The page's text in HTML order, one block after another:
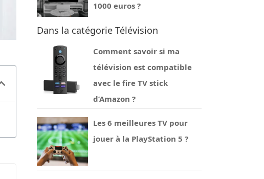
1000 euros ?
Dans la catégorie Télévision
Comment savoir si ma
télévision est compatible
avec le fire TV stick
d’Amazon ?
Les 6 meilleures TV pour
jouer à la PlayStation 5 ?